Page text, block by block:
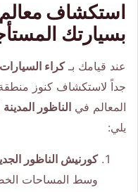
استكشاف معالم
بسيارتك
عند قيامك بـكراء
جداً لاستكشاف كنوز
المعالم في الناظور المدينة
يلي:
كورنيش الناظور
وسط المساحات